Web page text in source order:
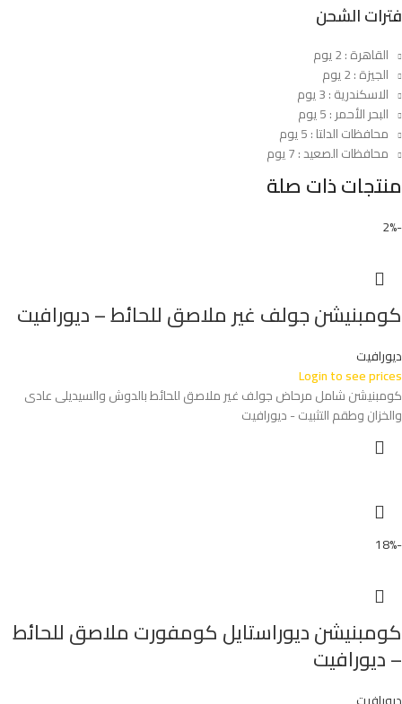
فترات الشحن
القاهرة : 2 يوم
الجيزة : 2 يوم
الاسكندرية : 3 يوم
البحر الأحمر : 5 يوم
محافظات الدلتا : 5 يوم
محافظات الصعيد : 7 يوم
منتجات ذات صلة
-2%
كومبنيشن جولف غير ملاصق للحائط – ديورافيت
ديورافيت
Login to see prices
كومبنيشن شامل مرحاض جولف غير ملاصق للحائط بالدوش والسيديلى عادى
والخزان وطقم التثبيت - ديورافيت
-18%
كومبنيشن ديوراستايل كومفورت ملاصق للحائط
– ديورافيت